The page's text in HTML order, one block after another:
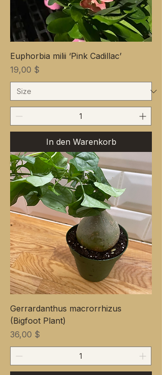
Euphorbia milii ‘Pink Cadillac’
Preis
19,00 $
In den Warenkorb
Gerrardanthus macrorrhizus
(Bigfoot Plant)
Preis
36,00 $